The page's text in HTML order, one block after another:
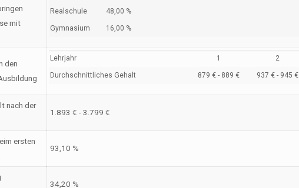
mit
Realschule 48,00 %
Gymnasium 16,00 %
den
Lehrjahr 1 2
Durchschnittliches Gehalt 879 € - 889 € 937 € - 945 €
nach der
1.893 € - 3.799 €
ersten
93,10 %
34,20 %